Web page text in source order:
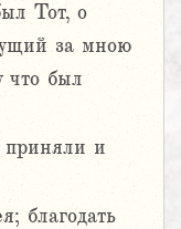
Тот, о
за мною
что был
и
благодать